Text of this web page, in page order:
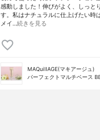
感動しました！伸びがよく、しっと
す。私はナチュラルに仕上げたい時
メイ…続きを見る
MAQuiIIAGE(マキアージュ)
パーフェクトマルチベース